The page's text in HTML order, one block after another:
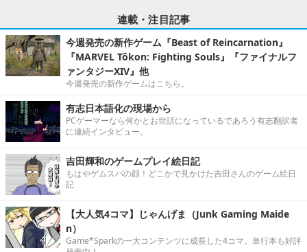
連載・注目記事
今週発売の新作ゲーム『Beast of Reincarnation』
『MARVEL Tōkon: Fighting Souls』『ファイナルフ
ァンタジーXIV』他
今週発売の新作ゲームはこちら。
有志日本語化の現場から
PCゲーマーなら何かとお世話になっているであろう有志翻訳者
に連続インタビュー。
吉田輝和のゲームプレイ絵日記
もはやゲムスパの顔！どこかで見かけた吉田さんのゲーム絵日
記
【大人気4コマ】じゃんげま（Junk Gaming Maide
n）
Game*Sparkの一大コンテンツに成長した4コマ。単行本も好評